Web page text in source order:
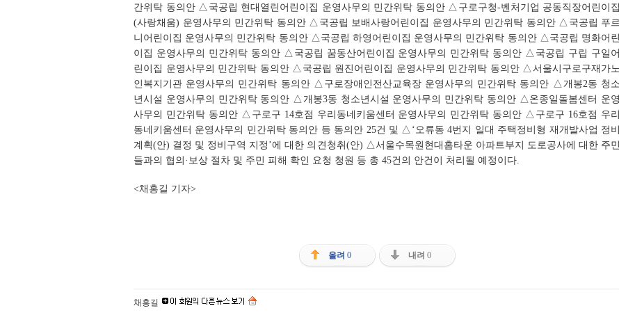
간위탁 동의안 △국공립 현대열린어린이집 운영사무의 민간위탁 동의안 △구로구청-벤처기업 공동직장어린이집
(사랑채움) 운영사무의 민간위탁 동의안 △국공립 보배사랑어린이집 운영사무의 민간위탁 동의안 △국공립 푸르
니어린이집 운영사무의 민간위탁 동의안 △국공립 하영어린이집 운영사무의 민간위탁 동의안 △국공립 명화어린
이집 운영사무의 민간위탁 동의안 △국공립 꿈동산어린이집 운영사무의 민간위탁 동의안 △국공립 구립 구일어
린이집 운영사무의 민간위탁 동의안 △국공립 원진어린이집 운영사무의 민간위탁 동의안 △서울시구로구재가노
인복지기관 운영사무의 민간위탁 동의안 △구로장애인전산교육장 운영사무의 민간위탁 동의안 △개봉2동 청소
년시설 운영사무의 민간위탁 동의안 △개봉3동 청소년시설 운영사무의 민간위탁 동의안 △온종일돌봄센터 운영
사무의 민간위탁 동의안 △구로구 14호점 우리동네키움센터 운영사무의 민간위탁 동의안 △구로구 16호점 우리
동네키움센터 운영사무의 민간위탁 동의안 등 동의안 25건 및 △‘오류동 4번지 일대 주택정비형 재개발사업 정비
계획(안) 결정 및 정비구역 지정’에 대한 의견청취(안) △서울수목원현대홈타운 아파트부지 도로공사에 대한 주민
들과의 협의·보상 절차 및 주민 피해 확인 요청 청원 등 총 45건의 안건이 처리될 예정이다.
<채홍길 기자>
올려 0 내려 0
채홍길